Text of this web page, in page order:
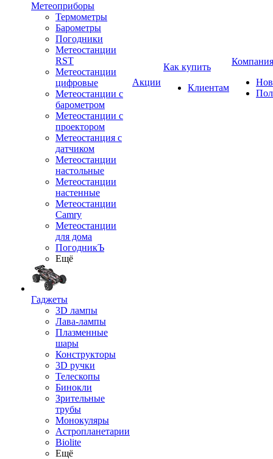
Метеоприборы
Термометры
Барометры
Погодники
Метеостанции
RST
Метеостанции
цифровые
Метеостанции с
барометром
Метеостанции с
проектором
Метеостанция с
датчиком
Метеостанции
настольные
Метеостанции
настенные
Метеостанции
Camry
Метеостанции
для дома
ПогодникЪ
Ещё
Гаджеты
3D лампы
Лава-лампы
Плазменные
шары
Конструкторы
3D ручки
Телескопы
Бинокли
Зрительные
трубы
Монокуляры
Астропланетарии
Biolite
Ещё
Акции
Как купить
Клиентам
Компания